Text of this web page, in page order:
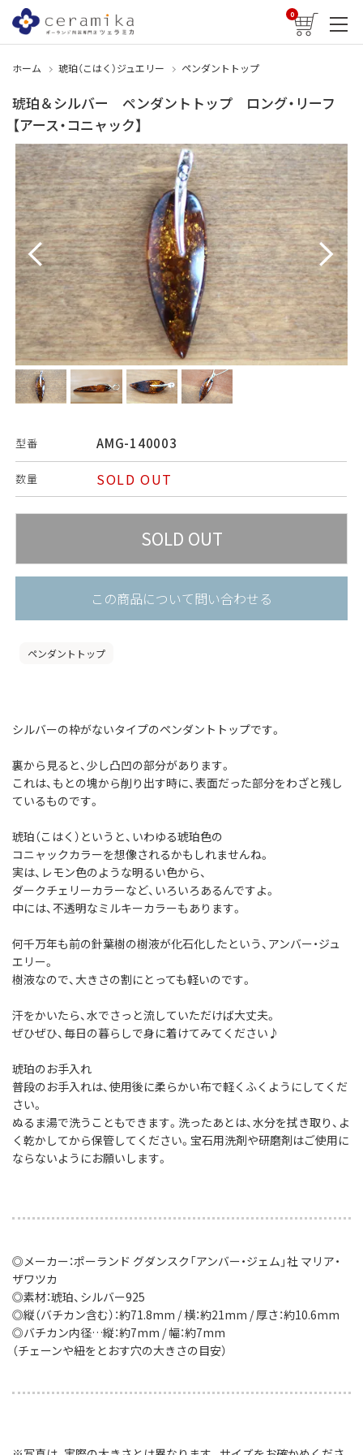
0
ホーム 琥珀（こはく）ジュエリー ペンダントトップ
琥珀＆シルバー ペンダントトップ ロング・リーフ
【アース・コニャック】
型番 AMG-140003
数量 SOLD OUT
この商品について問い合わせる
ペンダントトップ
シルバーの枠がないタイプのペンダントトップです。
裏から見ると、少し凸凹の部分があります。
これは、もとの塊から削り出す時に、表面だった部分をわざと残し
ているものです。
琥珀（こはく）というと、いわゆる琥珀色の
コニャックカラーを想像されるかもしれませんね。
実は、レモン色のような明るい色から、
ダークチェリーカラーなど、いろいろあるんですよ。
中には、不透明なミルキーカラーもあります。
何千万年も前の針葉樹の樹液が化石化したという、アンバー・ジュ
エリー。
樹液なので、大きさの割にとっても軽いのです。
汗をかいたら、水でさっと流していただけば大丈夫。
ぜひぜひ、毎日の暮らしで身に着けてみてください♪
琥珀のお手入れ
普段のお手入れは、使用後に柔らかい布で軽くふくようにしてくだ
さい。
ぬるま湯で洗うこともできます。洗ったあとは、水分を拭き取り、よ
く乾かしてから保管してください。宝石用洗剤や研磨剤はご使用に
ならないようにお願いします。
◎メーカー：ポーランド グダンスク「アンバー・ジェム」社 マリア・
ザワツカ
◎素材：琥珀、シルバー925
◎縦（バチカン含む）：約71.8mm / 横：約21mm / 厚さ：約10.6mm
◎バチカン内径…縦：約7mm / 幅：約7mm
（チェーンや紐をとおす穴の大きさの目安）